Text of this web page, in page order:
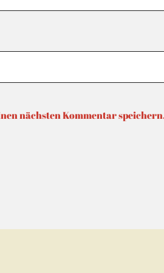
nächsten Kommentar